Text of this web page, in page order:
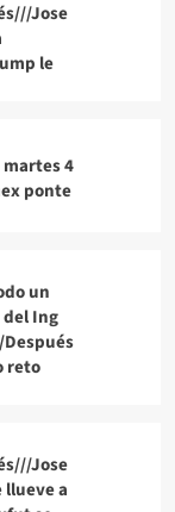
Jose
le
martes 4
ponte
un
del Ing
reto
Jose
llueve a